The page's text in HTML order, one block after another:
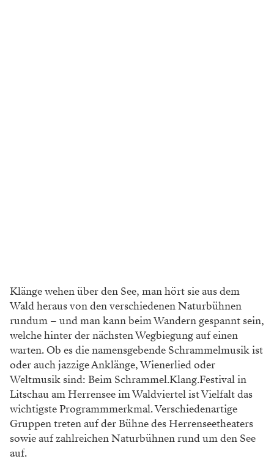
Klänge wehen über den See, man hört sie aus dem
Wald heraus von den verschiedenen Naturbühnen
rundum – und man kann beim Wandern gespannt sein,
welche hinter der nächsten Wegbiegung auf einen
warten. Ob es die namensgebende Schrammelmusik ist
oder auch jazzige Anklänge, Wienerlied oder
Weltmusik sind: Beim Schrammel.Klang.Festival in
Litschau am Herrensee im Waldviertel ist Vielfalt das
wichtigste Programmmerkmal. Verschiedenartige
Gruppen treten auf der Bühne des Herrenseetheaters
sowie auf zahlreichen Naturbühnen rund um den See
auf.